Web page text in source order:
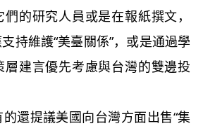
的研究人員或是在報紙撰文，
持維護“美臺關係”，或是通過學
建言優先考慮與台灣的雙邊投
提議美國向台灣方面出售“集